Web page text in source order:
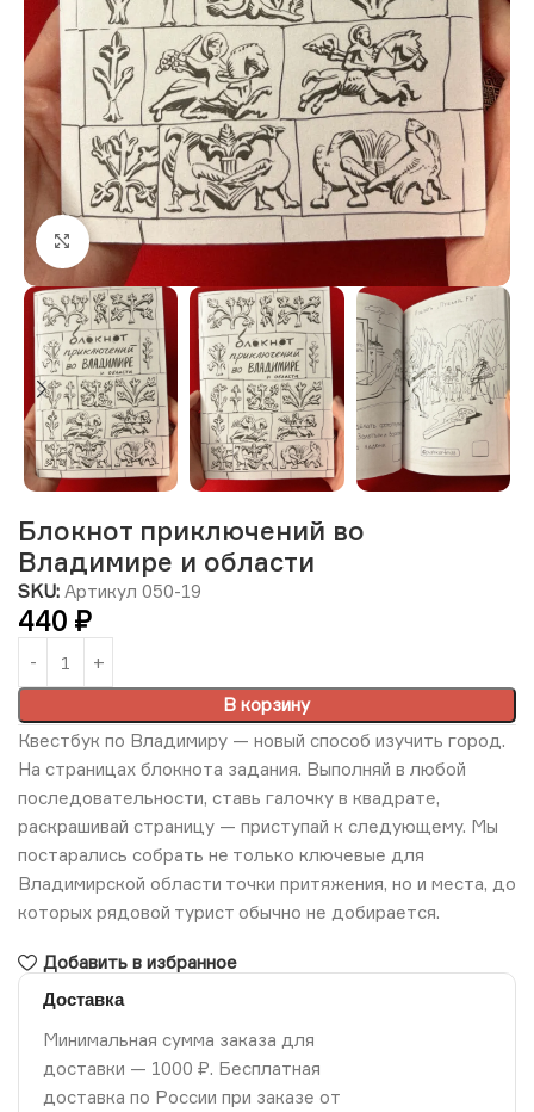
Нажмите, чтобы увеличить изображение
Блокнот приключений во
Владимире и области
SKU: Артикул 050-19
440 ₽
В корзину
Квестбук по Владимиру — новый способ изучить город.
На страницах блокнота задания. Выполняй в любой
последовательности, ставь галочку в квадрате,
раскрашивай страницу — приступай к следующему. Мы
постарались собрать не только ключевые для
Владимирской области точки притяжения, но и места, до
которых рядовой турист обычно не добирается.
Добавить в избранное
Доставка
Минимальная сумма заказа для
доставки — 1000 ₽. Бесплатная
доставка по России при заказе от